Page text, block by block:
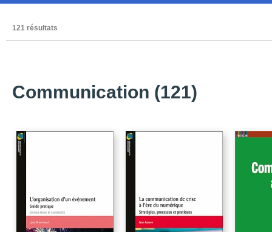
121 résultats
Communication (121)